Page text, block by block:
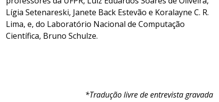
Lígia Setenareski, Janete Back Estevão e Koralayne C. R.
Lima, e, do Laboratório Nacional de Computação
Científica, Bruno Schulze.
*Tradução livre de entrevista gravada